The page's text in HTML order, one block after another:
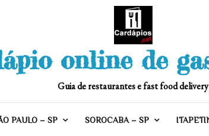
online de
Guia de restaurantes e fast food delivery
PAULO – SP SOROCABA – SP